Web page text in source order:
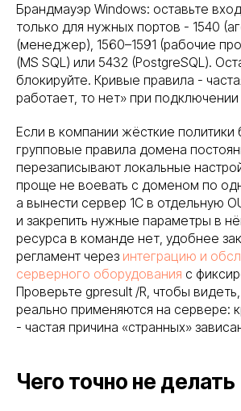
Брандмауэр Windows: оставьте
только для нужных портов - 1540
(менеджер), 1560–1591 (рабочие
(MS SQL) или 5432 (PostgreSQL).
блокируйте. Кривые правила -
работает, то нет» при
Если в компании жёсткие политики
групповые правила домена
перезаписывают локальные
проще не воевать с доменом по
а вынести сервер 1С в отдельную
и закрепить нужные параметры в
ресурса в команде нет, удобнее
регламент через интеграцию и
серверного оборудования с
Проверьте gpresult /R, чтобы
реально применяются на сервере:
- частая причина «странных»
Чего точно не делать